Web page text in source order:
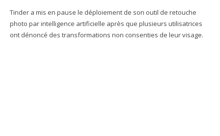
Tinder a mis en pause le déploiement de son outil de retouche
photo par intelligence artificielle après que plusieurs utilisatrices
ont dénoncé des transformations non consenties de leur visage.